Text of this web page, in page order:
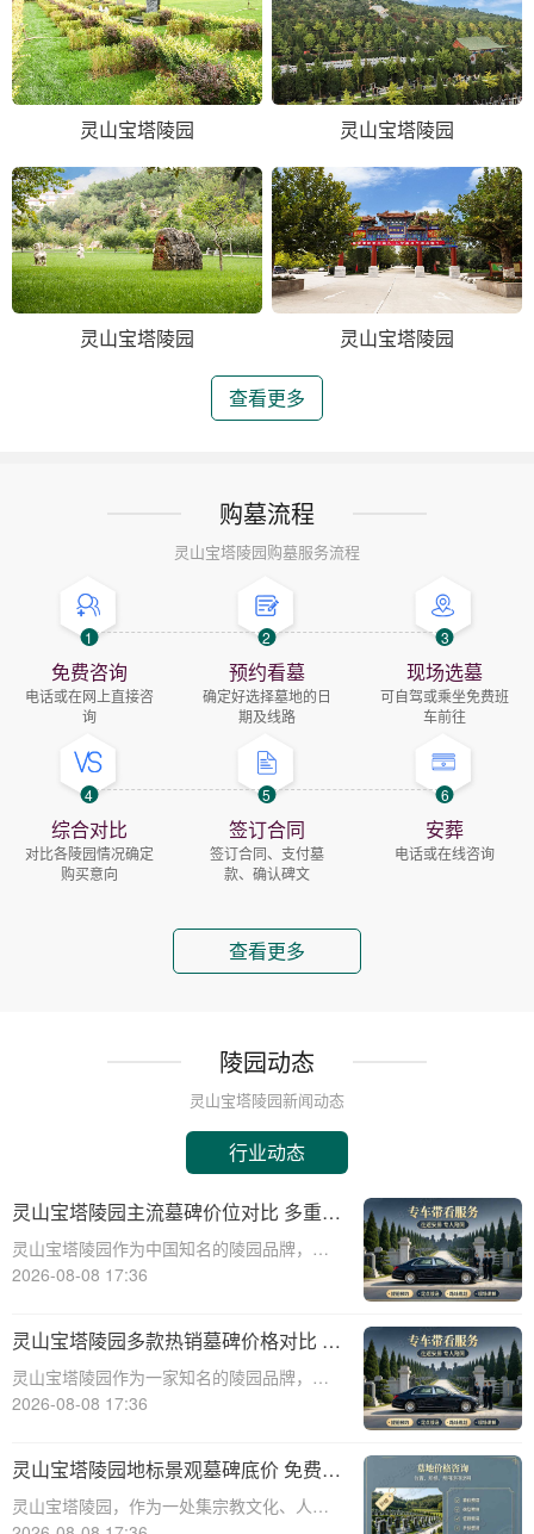
灵山宝塔陵园 灵山宝塔陵园
灵山宝塔陵园 灵山宝塔陵园
查看更多
购墓流程
灵山宝塔陵园购墓服务流程
1
免费咨询
电话或在网上直接咨
询
2
预约看墓
确定好选择墓地的日
期及线路
3
现场选墓
可自驾或乘坐免费班
车前往
4
综合对比
对比各陵园情况确定
购买意向
5
签订合同
签订合同、支付墓
款、确认碑文
6
安葬
电话或在线咨询
查看更多
陵园动态
灵山宝塔陵园新闻动态
行业动态
灵山宝塔陵园主流墓碑价位对比 多重优
惠叠加省钱攻略详解
灵山宝塔陵园作为中国知名的陵园品牌，其
墓碑产品种类丰富，价格区间广泛，能够满
发，详细介绍灵山宝塔陵园主流墓碑的价位
对比，并为您提供多重优惠叠加省钱攻略，
帮助您在选购
2026-08-08 17:36
灵山宝塔陵园多款热销墓碑价格对比 多
重优惠组合省钱指南
灵山宝塔陵园作为一家知名的陵园品牌，提
供多种高质量且价格合理的墓碑选择。本文
格对比，并提供多重优惠组合省钱指南，帮
助消费者在选购墓碑时做出明智的决策。☎
灵山宝塔
2026-08-08 17:36
灵山宝塔陵园地标景观墓碑底价 免费班
车配套购墓即享详解
灵山宝塔陵园，作为一处集宗教文化、人文